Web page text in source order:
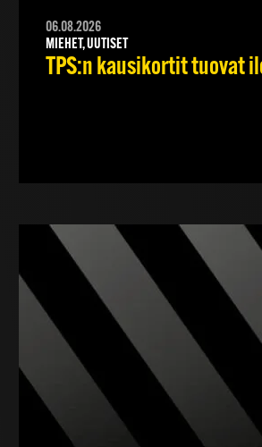
06.08.2026
MIEHET, UUTISET
TPS:n kausikortit tuovat